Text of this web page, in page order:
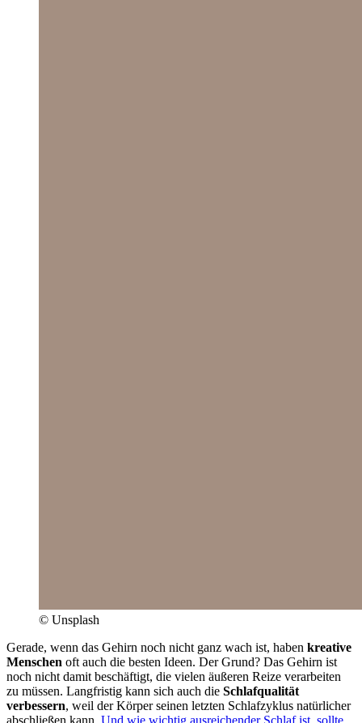
© Unsplash
Gerade, wenn das Gehirn noch nicht ganz wach ist, haben kreative
Menschen oft auch die besten Ideen. Der Grund? Das Gehirn ist
noch nicht damit beschäftigt, die vielen äußeren Reize verarbeiten
zu müssen. Langfristig kann sich auch die Schlafqualität
verbessern, weil der Körper seinen letzten Schlafzyklus natürlicher
abschließen kann. Und wie wichtig ausreichender Schlaf ist, sollte